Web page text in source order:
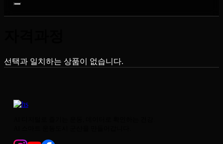
선택과 일치하는 상품이 없습니다.